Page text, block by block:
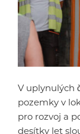
V uplynulých
pozemky v
pro rozvoj a
desítky let